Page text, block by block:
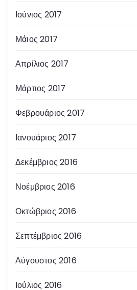
Ιούνιος 2017
Μάιος 2017
Απρίλιος 2017
Μάρτιος 2017
Φεβρουάριος 2017
Ιανουάριος 2017
Δεκέμβριος 2016
Νοέμβριος 2016
Οκτώβριος 2016
Σεπτέμβριος 2016
Αύγουστος 2016
Ιούλιος 2016